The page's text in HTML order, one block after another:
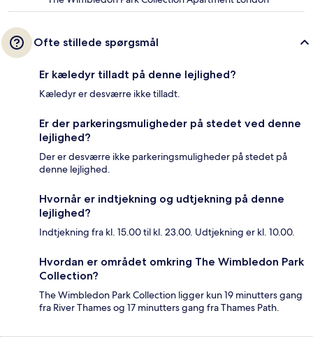
Ofte stillede spørgsmål
Er kæledyr tilladt på denne lejlighed?
Kæledyr er desværre ikke tilladt.
Er der parkeringsmuligheder på stedet ved denne
lejlighed?
Der er desværre ikke parkeringsmuligheder på stedet på
denne lejlighed.
Hvornår er indtjekning og udtjekning på denne
lejlighed?
Indtjekning fra kl. 15.00 til kl. 23.00. Udtjekning er kl. 10.00.
Hvordan er området omkring The Wimbledon Park
Collection?
The Wimbledon Park Collection ligger kun 19 minutters gang
fra River Thames og 17 minutters gang fra Thames Path.